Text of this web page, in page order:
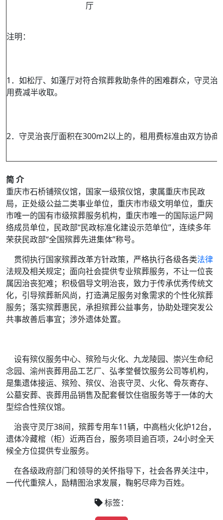
厅
注明：
1．如松厅、如蓬厅对符合殡葬救助条件的困难群众，守灵治
用费减半收取。
2．守灵治丧厅面积在300m2以上的，租用费标准由双方协商
简 介
重庆市石桥铺殡仪馆，国家一级殡仪馆，隶属重庆市民政
局，正处级公益二类事业单位，重庆市市级文明单位，重庆
市唯一的国有市级殡葬服务机构，重庆市唯一的国际运尸网
络成员单位，民政部“民政标准化建设示范单位”，连续多年
荣获民政部“全国殡葬先进集体”称号。
贯彻执行国家殡葬改革方针政策，严格执行各级各类法律
法规及相关规定；面向社会提供专业殡葬服务，不让一位丧
属因治丧犯难；积极倡导文明治丧，致力于传承优秀传统文
化，引导殡葬新风尚，打造满足服务对象需求的个性化殡葬
服务；落实殡葬惠民，承担殡葬公益事务，协助处理突发公
共事故善后事宜；涉外遗体处置。
设有殡仪服务中心、殡殓与火化、九龙陵园、崇兴生命纪
念园、渝州丧葬用品工艺厂、弘孝堂餐饮服务公司等机构，
是集遗体接运、殡殓、殡仪、治丧守灵、火化、骨灰寄存、
公墓安葬、丧葬用品销售及配套餐饮住宿服务等于一体的大
型综合性殡仪馆。
治丧守灵厅38间，殡葬专用车11辆，中高档火化炉12台，
遗体冷藏棺（柜）近两百台，服务项目逾百项，24小时全天
候全方位提供专业服务。
在各级政府部门和领导的关怀指导下，社会各界关注中，
一代代重殡人，励精图治求发展，鞠躬尽瘁为百姓。
标签：